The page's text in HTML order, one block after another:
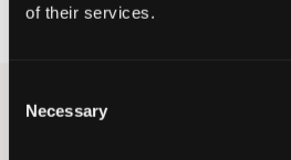
of their services.
Selection
Necessary
Garantie de remboursement
Haut de survêtement blanc d’Alpha
noir sur la poitrine. Le sweat a des